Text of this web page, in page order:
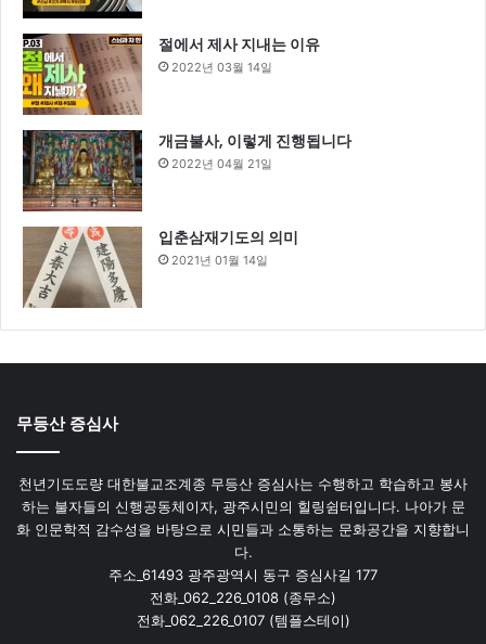
절에서 제사 지내는 이유
2022년 03월 14일
개금불사, 이렇게 진행됩니다
2022년 04월 21일
입춘삼재기도의 의미
2021년 01월 14일
무등산 증심사
천년기도도량 대한불교조계종 무등산 증심사는 수행하고 학습하고 봉사
하는 불자들의 신행공동체이자, 광주시민의 힐링쉼터입니다. 나아가 문
화 인문학적 감수성을 바탕으로 시민들과 소통하는 문화공간을 지향합니
다.
주소_61493 광주광역시 동구 증심사길 177
전화_062_226_0108 (종무소)
전화_062_226_0107 (템플스테이)